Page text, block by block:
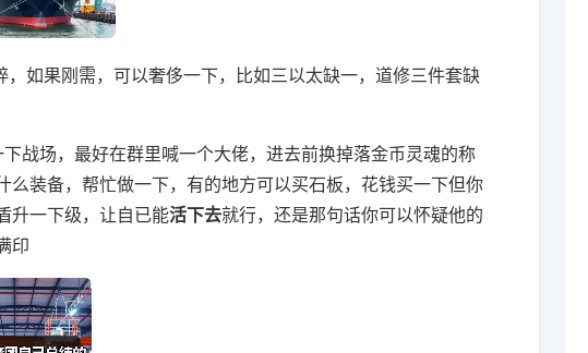
如果刚需，可以奢侈一下，比如三以太缺一，道修三件套缺
战场，最好在群里喊一个大佬，进去前换掉落金币灵魂的称
装备，帮忙做一下，有的地方可以买石板，花钱买一下但你
升一下级，让自已能活下去就行，还是那句话你可以怀疑他的
印